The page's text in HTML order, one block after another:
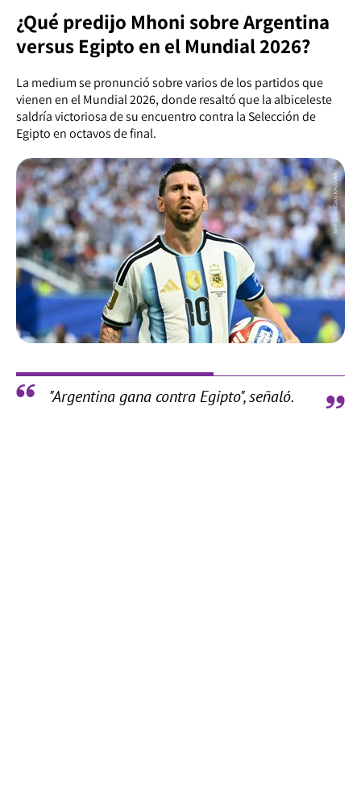
¿Qué predijo Mhoni sobre Argentina
versus Egipto en el Mundial 2026?
La medium se pronunció sobre varios de los partidos que
vienen en el Mundial 2026, donde resaltó que la albiceleste
saldría victoriosa de su encuentro contra la Selección de
Egipto en octavos de final.
"Argentina gana contra Egipto", señaló.